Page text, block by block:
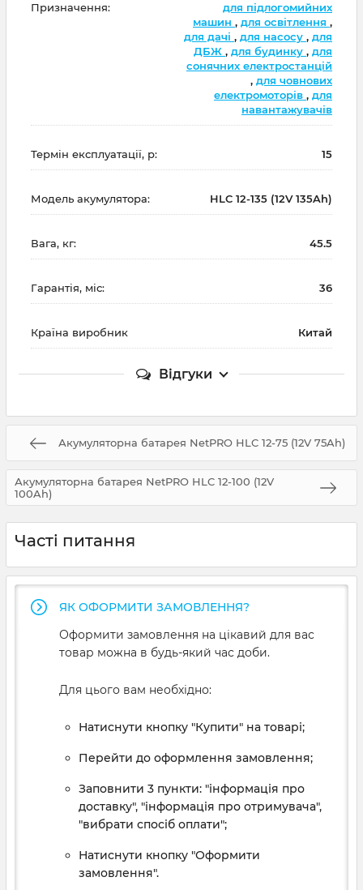
Призначення:
для підлогомийних
машин , для освітлення ,
для дачі , для насосу , для
ДБЖ , для будинку , для
сонячних електростанцій
, для човнових
електромоторів , для
навантажувачів
Термін експлуатації, р: 15
Модель акумулятора: HLC 12-135 (12V 135Ah)
Вага, кг: 45.5
Гарантія, міс: 36
Країна виробник Китай
Відгуки
Акумуляторна батарея NetPRO HLC 12-75 (12V 75Ah)
Акумуляторна батарея NetPRO HLC 12-100 (12V
100Ah)
Часті питання
ЯК ОФОРМИТИ ЗАМОВЛЕННЯ?
Оформити замовлення на цікавий для вас
товар можна в будь-який час доби.
Для цього вам необхідно:
Натиснути кнопку "Купити" на товарі;
Перейти до оформлення замовлення;
Заповнити 3 пункти: "інформація про
доставку", "інформація про отримувача",
"вибрати спосіб оплати";
Натиснути кнопку "Оформити
замовлення".